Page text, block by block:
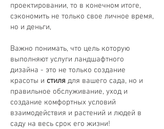
проектировании, то в конечном итоге,
сэкономить не только свое личное время,
но и деньги,
Важно понимать, что цель которую
выполняют услуги ландшафтного
дизайна - это не только создание
красоты и стиля для вашего сада, но и
правильное обслуживание, уход и
создание комфортных условий
взаимодействия и растений и людей в
саду на весь срок его жизни!